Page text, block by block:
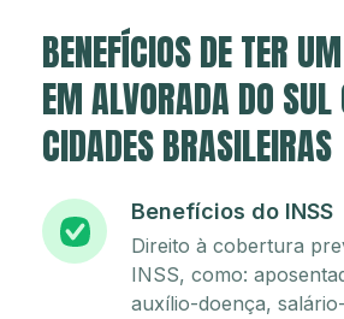
BENEFÍCIOS DE TER
EM ALVORADA DO SUL
CIDADES BRASILEIRAS
Benefícios do INSS
Direito à cobertura
INSS, como:
auxílio-doença,